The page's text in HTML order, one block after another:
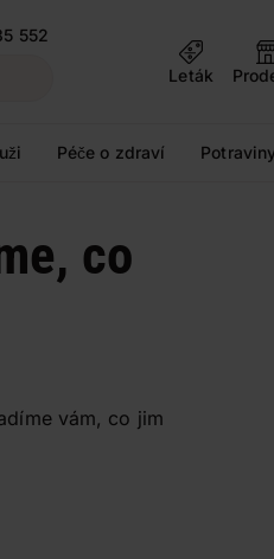
552
Leták
Péče o zdraví Potraviny
co
vám, co jim